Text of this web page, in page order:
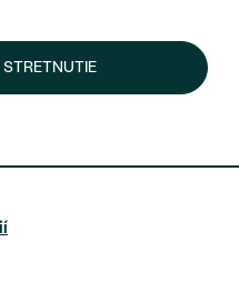
A
Možnosti doručenia